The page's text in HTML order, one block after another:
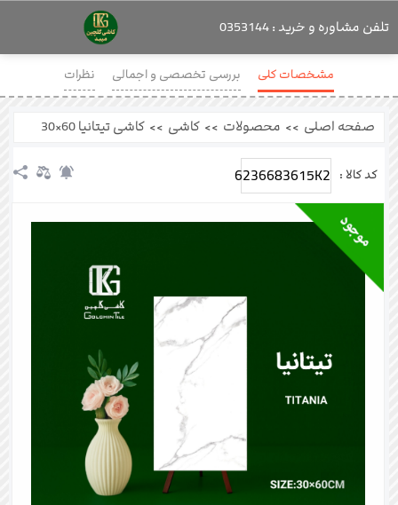
مشخصات کلی بررسی تخصصی و اجمالی نظرات
صفحه اصلی >> محصولات >> کاشی >> کاشی تیتانیا 60×30
کد کالا : 6236683615K2
تلفن مشاوره و خرید : 0353144